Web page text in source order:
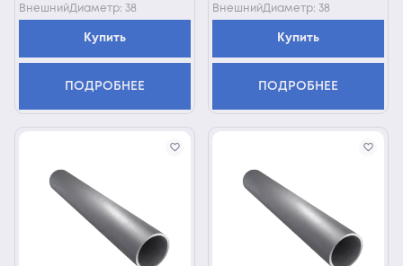
ВнешнийДиаметр: 38
Купить
ПОДРОБНЕЕ
ВнешнийДиаметр: 38
Купить
ПОДРОБНЕЕ